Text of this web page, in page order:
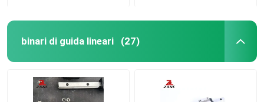
binari di guida lineari (27)